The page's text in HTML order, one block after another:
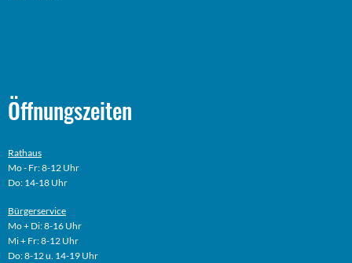
Öffnungszeiten
Rathaus
Mo - Fr: 8-12 Uhr
Do: 14-18 Uhr
Bürgerservice
Mo + Di: 8-16 Uhr
Mi + Fr: 8-12 Uhr
Do: 8-12 u. 14-19 Uhr